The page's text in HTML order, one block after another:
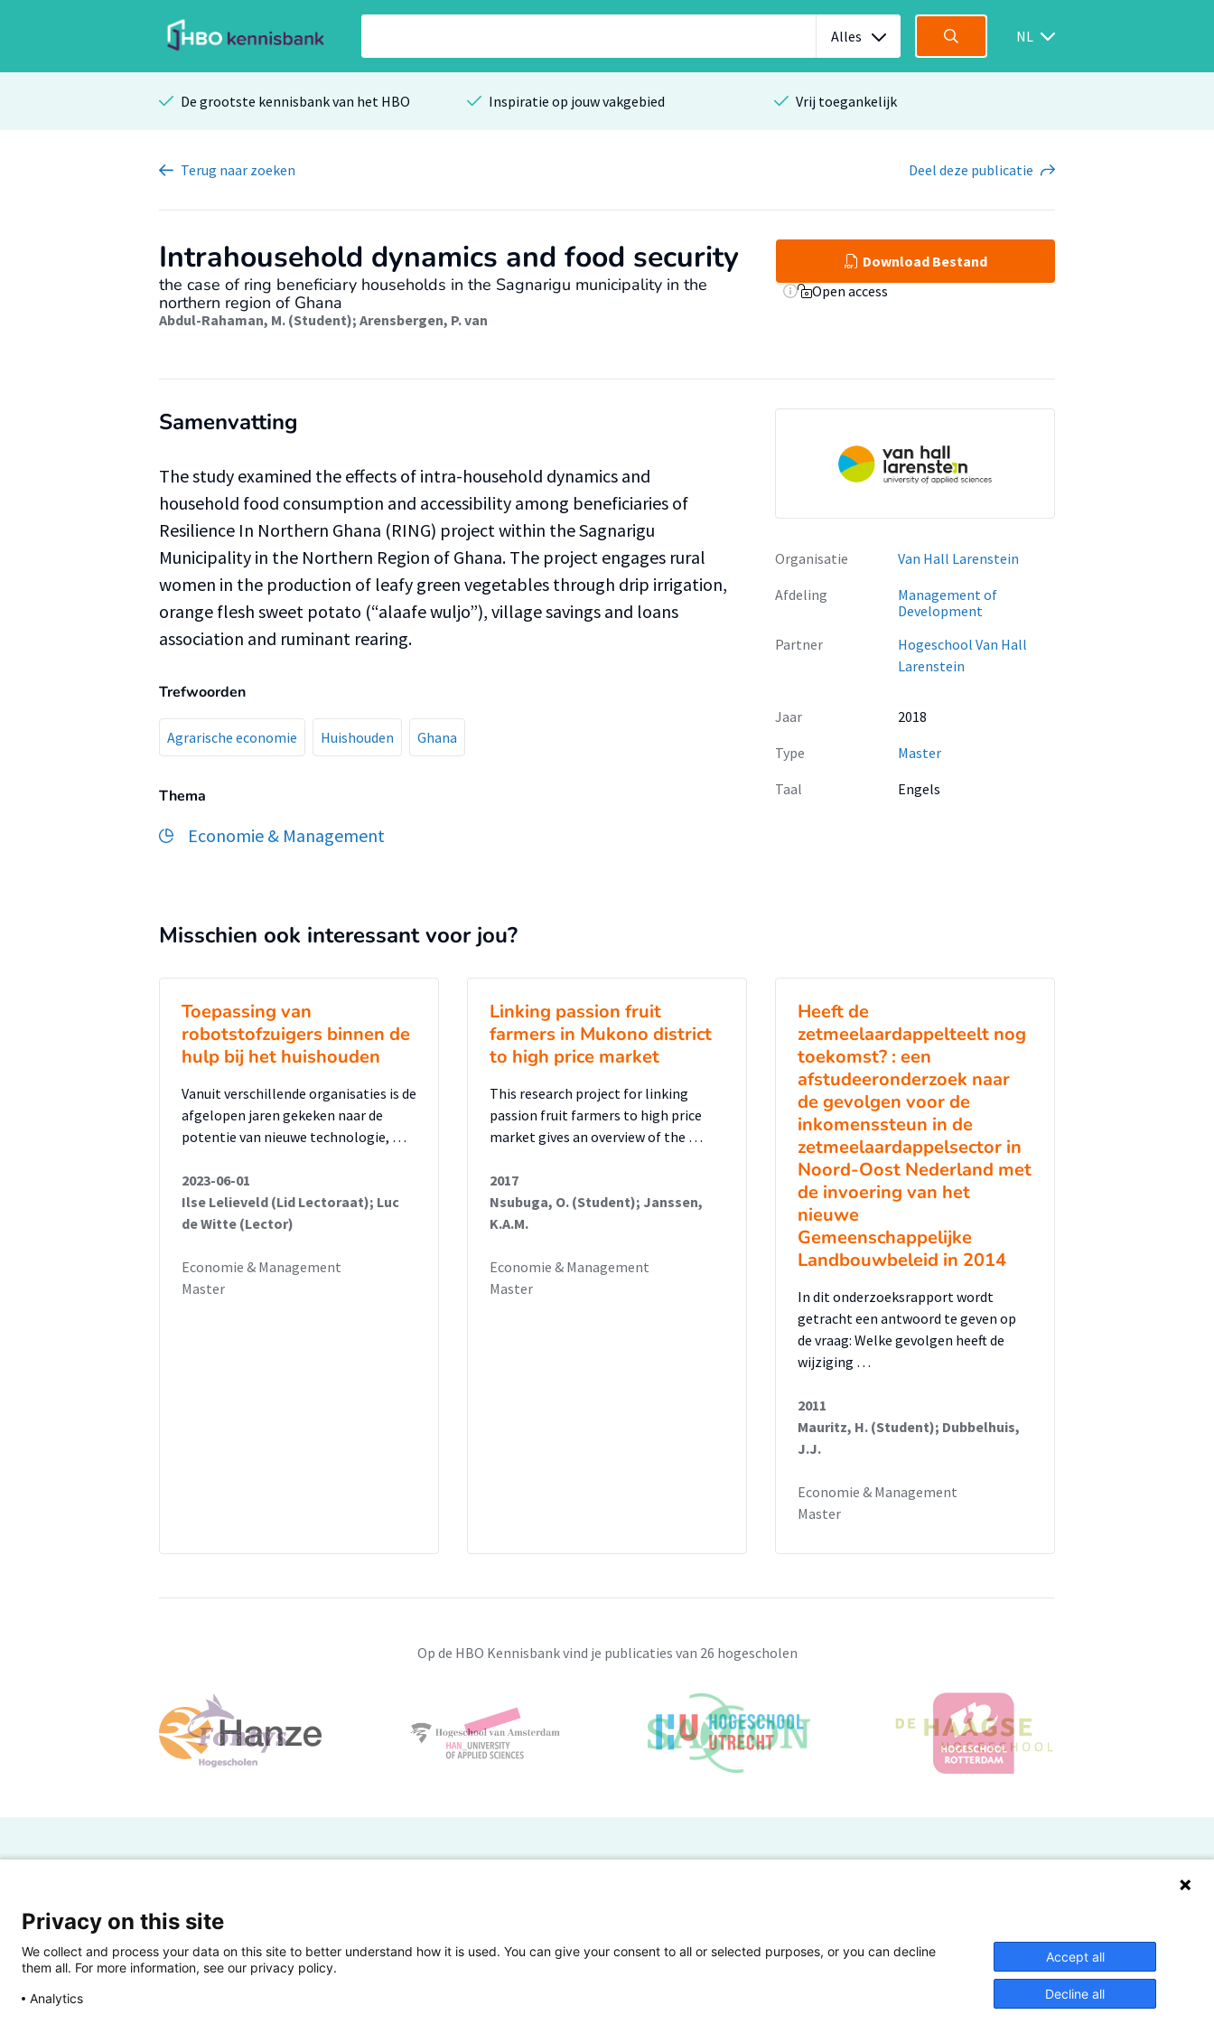
Alles NL
De grootste kennisbank van het HBO Inspiratie op jouw vakgebied Vrij toegankelijk
Terug naar zoeken Deel deze publicatie
Intrahousehold dynamics and food security
the case of ring beneficiary households in the Sagnarigu municipality in the
northern region of Ghana
Abdul-Rahaman, M. (Student); Arensbergen, P. van
Download Bestand
Open access
Samenvatting
The study examined the effects of intra-household dynamics and
household food consumption and accessibility among beneficiaries of
Resilience In Northern Ghana (RING) project within the Sagnarigu
Municipality in the Northern Region of Ghana. The project engages rural
women in the production of leafy green vegetables through drip irrigation,
orange flesh sweet potato (“alaafe wuljo”), village savings and loans
association and ruminant rearing.
Trefwoorden
Agrarische economie Huishouden Ghana
Thema
Economie & Management
Organisatie
Van Hall Larenstein
Afdeling
Management of
Development
Partner
Hogeschool Van Hall
Larenstein
Jaar
2018
Type
Master
Taal
Engels
Misschien ook interessant voor jou?
Toepassing van
robotstofzuigers binnen de
hulp bij het huishouden
Vanuit verschillende organisaties is de
afgelopen jaren gekeken naar de
potentie van nieuwe technologie, …
2023-06-01
Ilse Lelieveld (Lid Lectoraat); Luc
de Witte (Lector)
Economie & Management
Master
Linking passion fruit
farmers in Mukono district
to high price market
This research project for linking
passion fruit farmers to high price
market gives an overview of the …
2017
Nsubuga, O. (Student); Janssen,
K.A.M.
Economie & Management
Master
Heeft de
zetmeelaardappelteelt nog
toekomst? : een
afstudeeronderzoek naar
de gevolgen voor de
inkomenssteun in de
zetmeelaardappelsector in
Noord-Oost Nederland met
de invoering van het
nieuwe
Gemeenschappelijke
Landbouwbeleid in 2014
In dit onderzoeksrapport wordt
getracht een antwoord te geven op
de vraag: Welke gevolgen heeft de
wijziging …
2011
Mauritz, H. (Student); Dubbelhuis,
J.J.
Economie & Management
Master
Op de HBO Kennisbank vind je publicaties van 26 hogescholen
Powered by SURF
Eigen onderzoek publiceren
Veelgestelde vragen
Lectoren en onderzoekers
Privacy on this site
We collect and process your data on this site to better understand how it is used. You can give your consent to all or selected purposes, or you can decline
them all. For more information, see our privacy policy.
Analytics
Accept all
Decline all